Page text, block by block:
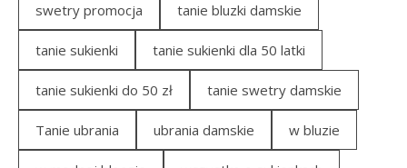
swetry promocja tanie bluzki damskie
tanie sukienki tanie sukienki dla 50 latki
tanie sukienki do 50 zł tanie swetry damskie
Tanie ubrania ubrania damskie w bluzie